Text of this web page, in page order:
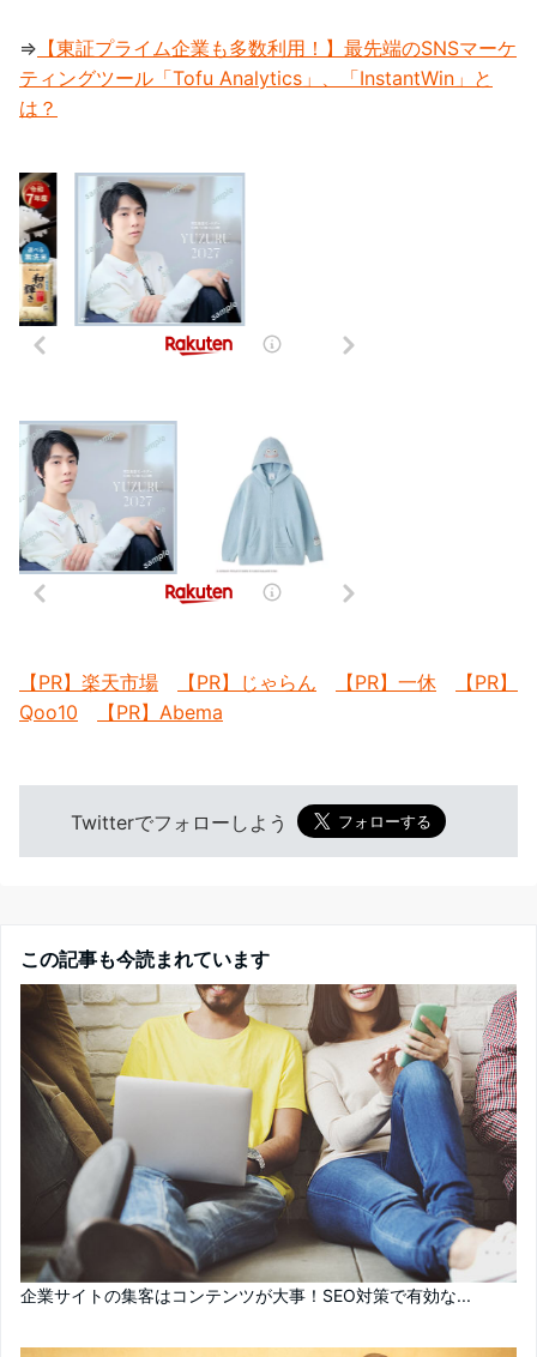
⇒ 【東証プライム企業も多数利用！】最先端のSNSマーケ
ティングツール「Tofu Analytics」、「InstantWin」と
は？
【PR】楽天市場 【PR】じゃらん 【PR】一休
【PR】
Qoo10
【PR】Abema
Twitterでフォローしよう
この記事も今読まれています
企業サイトの集客はコンテンツが大事！SEO対策で有効な...